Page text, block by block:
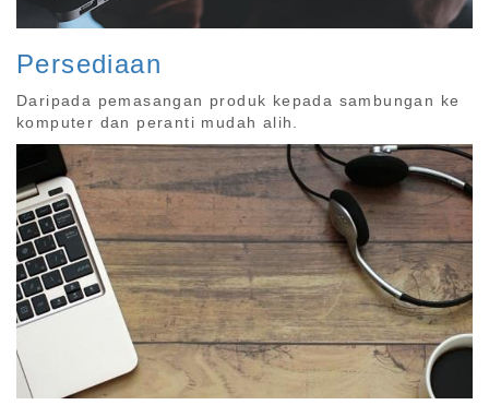
Persediaan
Daripada pemasangan produk kepada sambungan ke
komputer dan peranti mudah alih.